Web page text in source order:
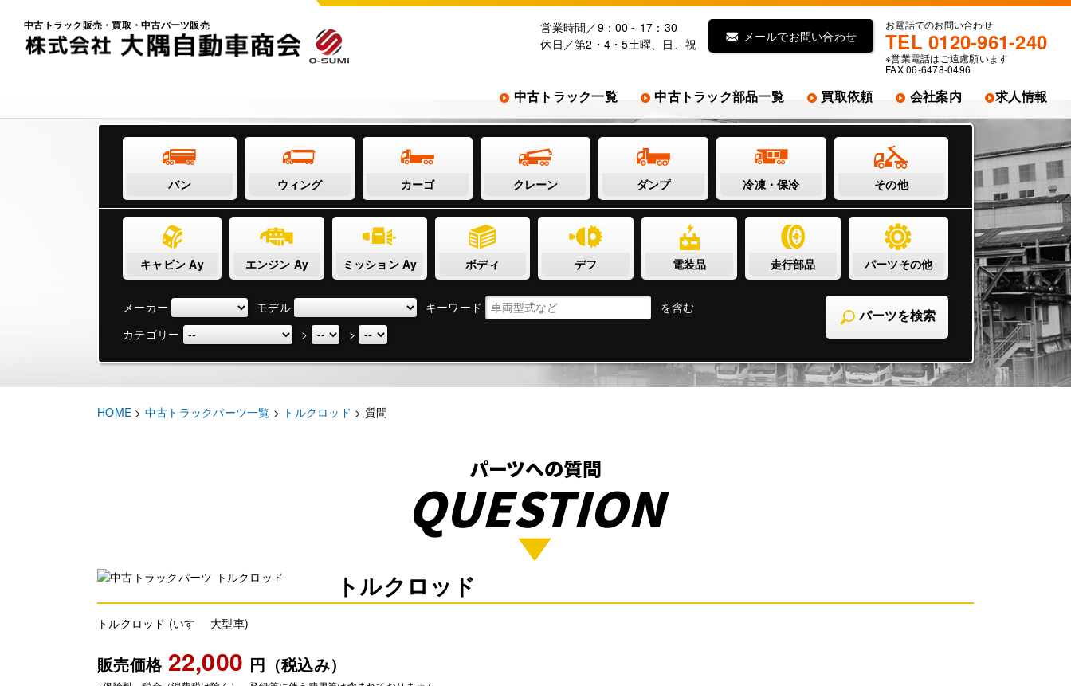
中古トラック販売・買取・中古パーツ販売 お電話でのお問い合わせ
TEL 0120-961-240
※営業電話はご遠慮願います
FAX 06-6478-0496
メールでお問い合わせ
営業時間／9：00～17：30
休日／第2・4・5土曜、日、祝
中古トラック一覧 中古トラック部品一覧 買取依頼 会社案内 求人情報
バン ウィング カーゴ クレーン ダンプ 冷凍・保冷 その他
キャビン Ay エンジン Ay ミッション Ay ボディ デフ 電装品 走行部品 パーツその他
メーカー モデル キーワード
を含む
カテゴリー
> >
パーツを検索
HOME > 中古トラックパーツ一覧 > トルクロッド > 質問
パーツへの質問
QUESTION
トルクロッド
トルクロッド (いすゞ 大型車)
販売価格 22,000 円（税込み）